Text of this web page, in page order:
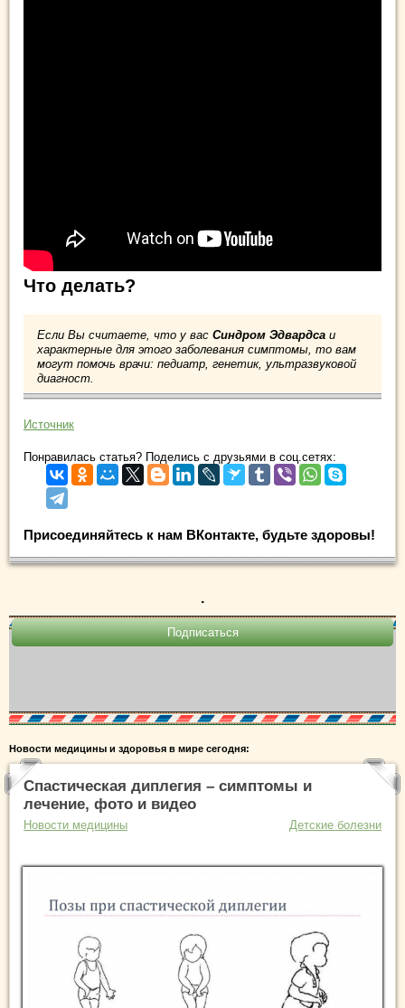
Что делать?
Если Вы считаете, что у вас Синдром Эдвардса и
характерные для этого заболевания симптомы, то вам
могут помочь врачи: педиатр, генетик, ультразвуковой
диагност.
Источник
Понравилась статья? Поделись с друзьями в соц.сетях:
Присоединяйтесь к нам ВКонтакте, будьте здоровы!
.
Новости медицины и здоровья в мире сегодня:
Спастическая диплегия – симптомы и
лечение, фото и видео
Новости медицины Детские болезни